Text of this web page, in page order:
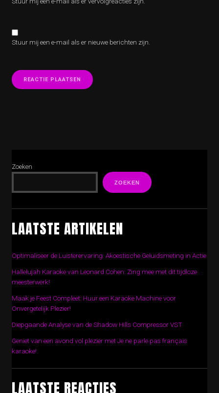
Stuur mij een e-mail als er nieuwe berichten zijn.
Zoeken
ZOEKEN
LAATSTE ARTIKELEN
Optimaliseer de Luisterervaring: Akoestische Geluidsmeting in Actie
Hallelujah Karaoke van Leonard Cohen: Zing mee met dit tijdloze
meesterwerk!
Maak je Feest Compleet: Huur een Karaoke Machine voor
Onvergetelijk Plezier!
Diepgaande Analyse van de Shadow Hills Compressor VST
Geniet van een avond vol plezier met Je ne parle pas français
karaoke!
LAATSTE REACTIES